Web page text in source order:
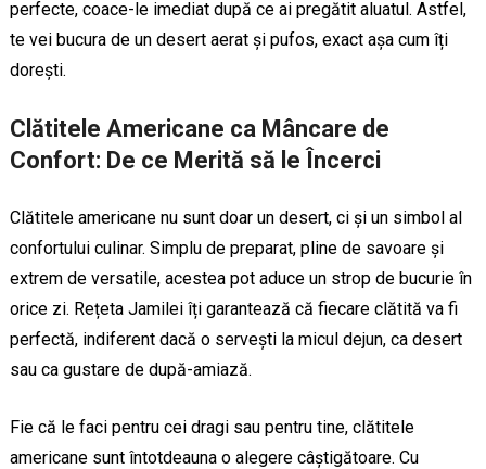
perfecte, coace-le imediat după ce ai pregătit aluatul. Astfel,
te vei bucura de un desert aerat și pufos, exact așa cum îți
dorești.
Clătitele Americane ca Mâncare de
Confort: De ce Merită să le Încerci
Clătitele americane nu sunt doar un desert, ci și un simbol al
confortului culinar. Simplu de preparat, pline de savoare și
extrem de versatile, acestea pot aduce un strop de bucurie în
orice zi. Rețeta Jamilei îți garantează că fiecare clătită va fi
perfectă, indiferent dacă o servești la micul dejun, ca desert
sau ca gustare de după-amiază.
Fie că le faci pentru cei dragi sau pentru tine, clătitele
americane sunt întotdeauna o alegere câștigătoare. Cu